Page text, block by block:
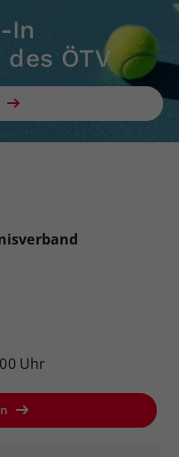
In
ÖTV
Uhr